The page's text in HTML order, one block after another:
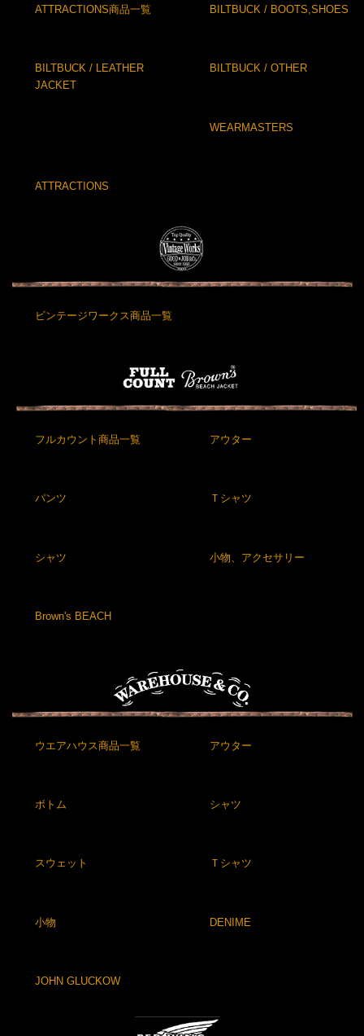
ATTRACTIONS商品一覧 BILTBUCK / BOOTS,SHOES
BILTBUCK / LEATHER
JACKET
BILTBUCK / OTHER
WEARMASTERS
ATTRACTIONS
ビンテージワークス商品一覧
フルカウント商品一覧 アウター
パンツ Ｔシャツ
シャツ 小物、アクセサリー
Brown's BEACH
ウエアハウス商品一覧 アウター
ボトム シャツ
スウェット Ｔシャツ
小物 DENIME
JOHN GLUCKOW